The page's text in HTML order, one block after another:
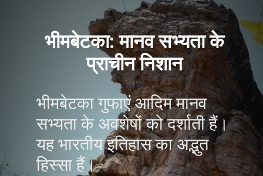
भीमबेटका: मानव सभ्यता के
प्राचीन निशान
भीमबेटका गुफाएं आदिम मानव
सभ्यता के अवशेषों को दर्शाती हैं।
यह भारतीय इतिहास का अद्भुत
हिस्सा हैं।